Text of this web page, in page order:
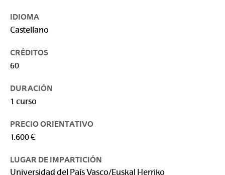
IDIOMA
Castellano
CRÉDITOS
60
DURACIÓN
1 curso
PRECIO ORIENTATIVO
1.600 €
LUGAR DE IMPARTICIÓN
Universidad del País Vasco/Euskal Herriko